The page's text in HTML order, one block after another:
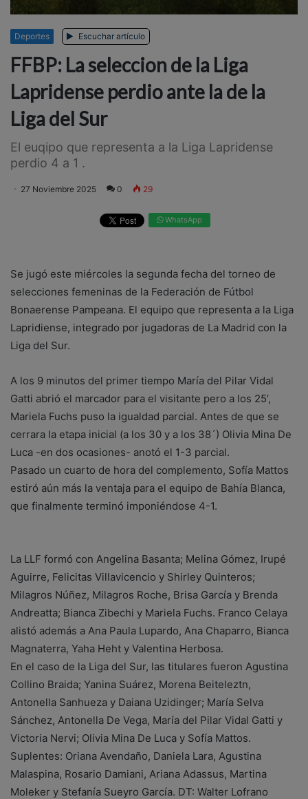
Deportes Escuchar artículo
FFBP: La seleccion de la Liga
Lapridense perdio ante la de la
Liga del Sur
El euqipo que representa a la Liga Lapridense
perdio 4 a 1 .
27 Noviembre 2025 0 29
WhatsApp
Se jugó este miércoles la segunda fecha del torneo de
selecciones femeninas de la Federación de Fútbol
Bonaerense Pampeana. El equipo que representa a la Liga
Lapridiense, integrado por jugadoras de La Madrid con la
Liga del Sur.
A los 9 minutos del primer tiempo María del Pilar Vidal
Gatti abrió el marcador para el visitante pero a los 25’,
Mariela Fuchs puso la igualdad parcial. Antes de que se
cerrara la etapa inicial (a los 30 y a los 38´) Olivia Mina De
Luca -en dos ocasiones- anotó el 1-3 parcial.
Pasado un cuarto de hora del complemento, Sofía Mattos
estiró aún más la ventaja para el equipo de Bahía Blanca,
que finalmente terminó imponiéndose 4-1.
La LLF formó con Angelina Basanta; Melina Gómez, Irupé
Aguirre, Felicitas Villavicencio y Shirley Quinteros;
Milagros Núñez, Milagros Roche, Brisa García y Brenda
Andreatta; Bianca Zibechi y Mariela Fuchs. Franco Celaya
alistó además a Ana Paula Lupardo, Ana Chaparro, Bianca
Magnaterra, Yaha Heht y Valentina Herbosa.
En el caso de la Liga del Sur, las titulares fueron Agustina
Collino Braida; Yanina Suárez, Morena Beiteleztn,
Antonella Sanhueza y Daiana Uzidinger; María Selva
Sánchez, Antonella De Vega, María del Pilar Vidal Gatti y
Victoria Nervi; Olivia Mina De Luca y Sofía Mattos.
Suplentes: Oriana Avendaño, Daniela Lara, Agustina
Malaspina, Rosario Damiani, Ariana Adassus, Martina
Moleker y Stefanía Sueyro García. DT: Walter Lofrano